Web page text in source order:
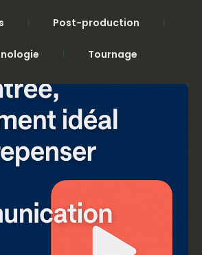
Post-production
Tournage